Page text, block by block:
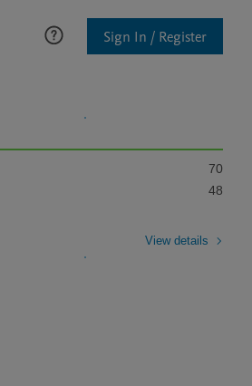
Sign In / Register
70
48
View details